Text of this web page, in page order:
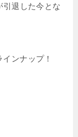
引退した今とな
ンナップ！